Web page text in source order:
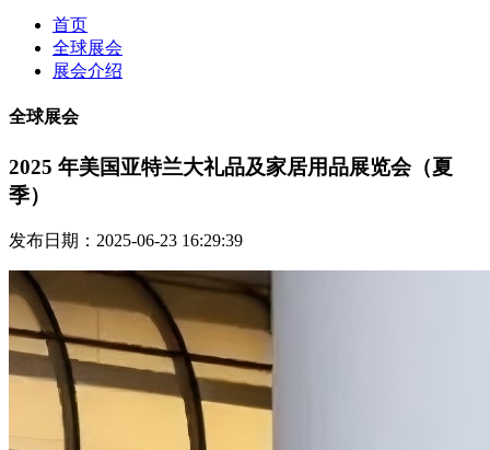
首页
全球展会
展会介绍
全球展会
2025 年美国亚特兰大礼品及家居用品展览会（夏
季）
发布日期：2025-06-23 16:29:39